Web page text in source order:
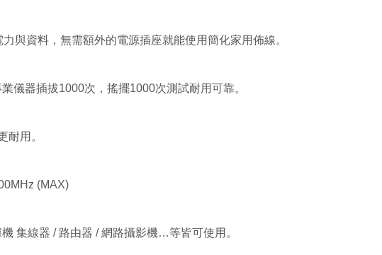
與資料，無需額外的電源插座就能使用簡化家用佈線。
儀器插拔1000次，搖擺1000次測試耐用可靠。
耐用。
(MAX)
集線器 / 路由器 / 網路攝影機…等皆可使用。